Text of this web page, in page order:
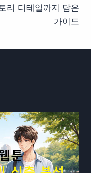
리 디테일까지 담은
가이드